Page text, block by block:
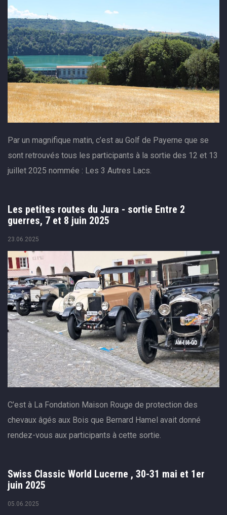
Par un magnifique matin, c’est au Golf de Payerne que se
sont retrouvés tous les participants à la sortie des 12 et 13
juillet 2025 nommée : Les 3 Autres Lacs.
Les petites routes du Jura - sortie Entre 2
guerres, 7 et 8 juin 2025
23.06.2025
C’est à La Fondation Maison Rouge de protection des
chevaux âgés aux Bois que Bernard Hamel avait donné
rendez-vous aux participants à cette sortie.
Swiss Classic World Lucerne , 30-31 mai et 1er
juin 2025
05.06.2025